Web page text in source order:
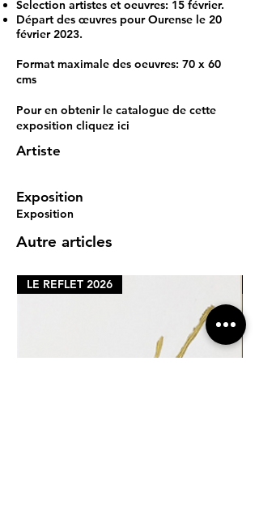
Selection artistes et oeuvres: 15 février.
Départ des œuvres pour Ourense le 20
février 2023.
Format maximale des oeuvres: 70 x 60
cms
Pour en obtenir le catalogue de cette
exposition cliquez ici
Artiste
Exposition
Exposition
Autre articles
LE REFLET 2026